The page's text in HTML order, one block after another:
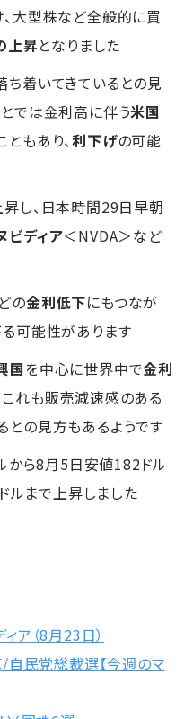
大型株など全般的に買
上昇となりました
ち着いてきているとの見
では金利高に伴う米国
ともあり、利下げの可能
し、日本時間29日早朝
ビディア＜NVDA＞など
の金利低下にもつなが
可能性があります
国を中心に世界中で金利
これも販売減速感のある
との見方もあるようです
ら8月5日安値182ドル
ルまで上昇しました
ア（8月23日）
民党総裁選【今週のマ